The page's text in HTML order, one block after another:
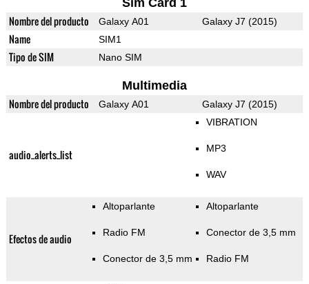
Sim Card 1
Nombre del producto Galaxy A01 Galaxy J7 (2015)
Name SIM1
Tipo de SIM Nano SIM
Multimedia
Nombre del producto Galaxy A01 Galaxy J7 (2015)
audio_alerts_list
VIBRATION
MP3
WAV
Efectos de audio
Altoparlante
Radio FM
Conector de 3,5 mm
Altoparlante
Conector de 3,5 mm
Radio FM